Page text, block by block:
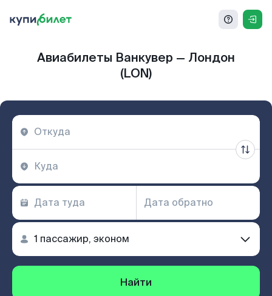
Авиабилеты Ванкувер — Лондон
(LON)
Найти